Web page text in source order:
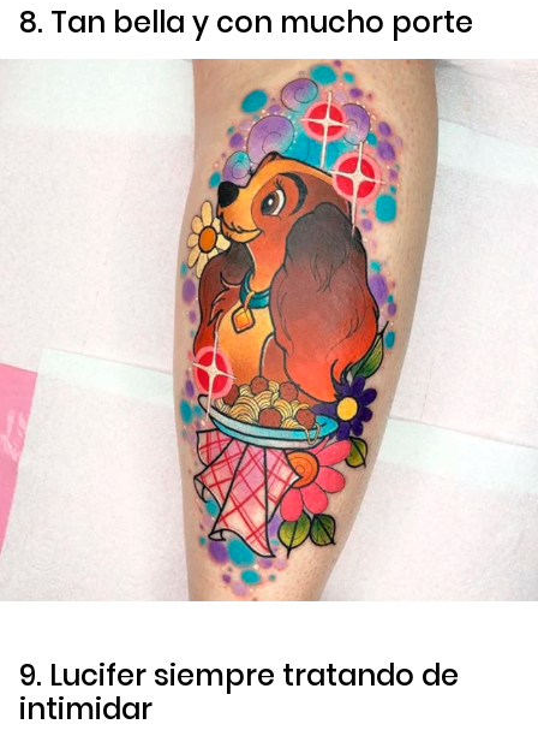
8. Tan bella y con mucho porte
9. Lucifer siempre tratando de
intimidar